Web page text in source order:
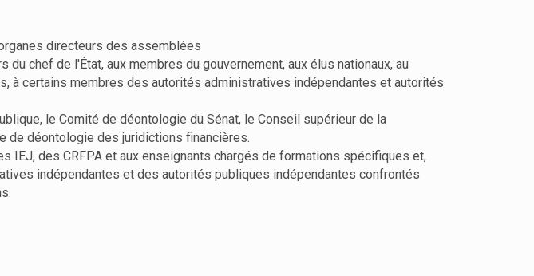
directeurs des assemblées
chef de l'État, aux membres du gouvernement, aux élus nationaux, au
à certains membres des autorités administratives indépendantes et autorités
le Comité de déontologie du Sénat, le Conseil supérieur de la
de déontologie des juridictions financières.
IEJ, des CRFPA et aux enseignants chargés de formations spécifiques et,
indépendantes et des autorités publiques indépendantes confrontés